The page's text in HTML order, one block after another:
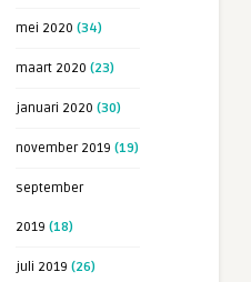
mei 2020 (34)
maart 2020 (23)
januari 2020 (30)
november 2019 (19)
september
2019 (18)
juli 2019 (26)